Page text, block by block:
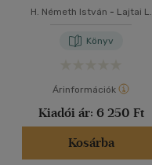
H. Németh István - Lajtai L.
Könyv
Árinformációk
Kiadói ár: 6 250 Ft
Kosárba